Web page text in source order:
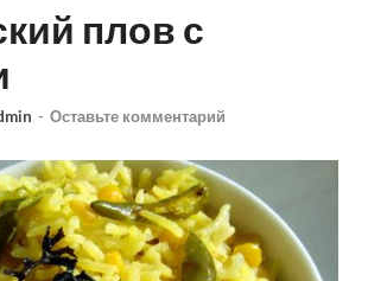
плов с
- Оставьте комментарий